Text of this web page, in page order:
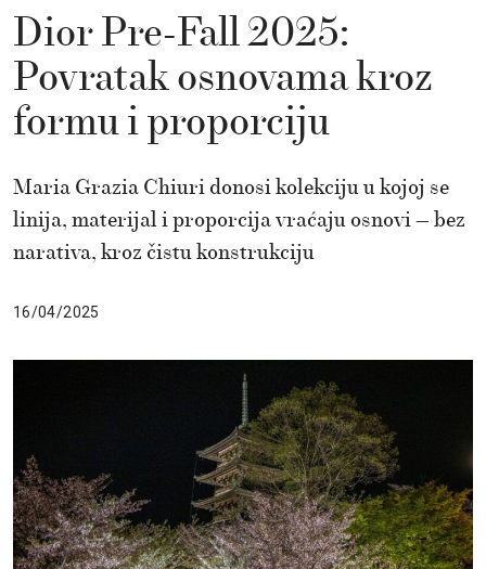
Dior Pre-Fall 2025:
Povratak osnovama kroz
formu i proporciju
Maria Grazia Chiuri donosi kolekciju u kojoj se
linija, materijal i proporcija vraćaju osnovi — bez
narativa, kroz čistu konstrukciju
16/04/2025